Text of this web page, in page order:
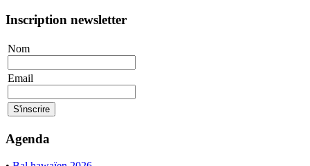
Inscription newsletter
Nom
Email
Agenda